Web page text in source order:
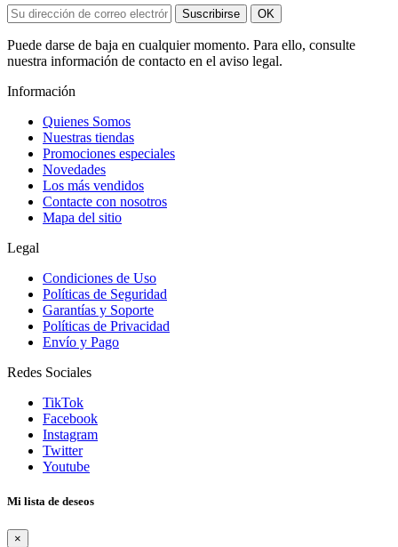
Suscribirse OK
Puede darse de baja en cualquier momento. Para ello, consulte
nuestra información de contacto en el aviso legal.
Información
Quienes Somos
Nuestras tiendas
Promociones especiales
Novedades
Los más vendidos
Contacte con nosotros
Mapa del sitio
Legal
Condiciones de Uso
Políticas de Seguridad
Garantías y Soporte
Políticas de Privacidad
Envío y Pago
Redes Sociales
TikTok
Facebook
Instagram
Twitter
Youtube
Mi lista de deseos
×